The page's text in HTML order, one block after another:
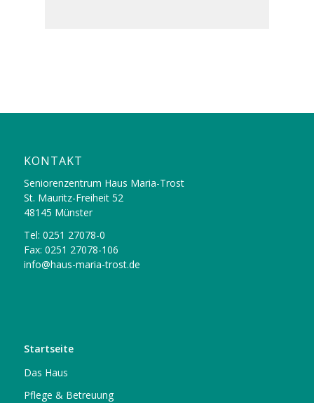
KONTAKT
Seniorenzentrum Haus Maria-Trost
St. Mauritz-Freiheit 52
48145 Münster
Tel: 0251 27078-0
Fax: 0251 27078-106
info@haus-maria-trost.de
Startseite
Das Haus
Pflege & Betreuung